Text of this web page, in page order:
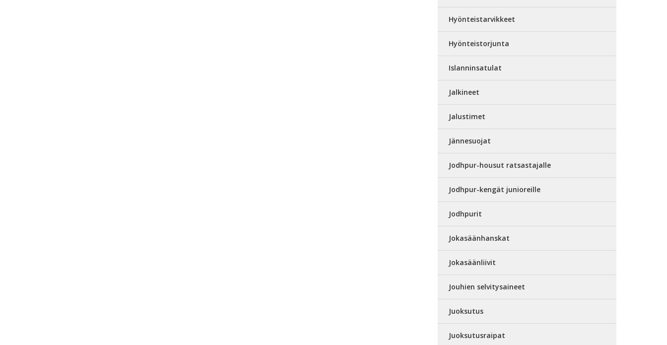
Hyönteistarvikkeet
Hyönteistorjunta
Islanninsatulat
Jalkineet
Jalustimet
Jännesuojat
Jodhpur-housut ratsastajalle
Jodhpur-kengät junioreille
Jodhpurit
Jokasäänhanskat
Jokasäänliivit
Jouhien selvitysaineet
Juoksutus
Juoksutusraipat